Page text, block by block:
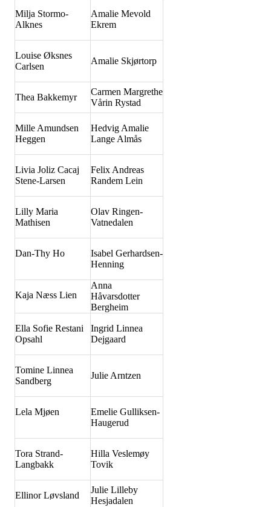
Milja Stormo-
Alknes
Amalie Mevold
Ekrem
Louise Øksnes
Carlsen
Amalie Skjørtorp
Thea Bakkemyr
Carmen Margrethe
Vårin Rystad
Mille Amundsen
Heggen
Hedvig Amalie
Lange Almås
Livia Joliz Cacaj
Stene-Larsen
Felix Andreas
Randem Lein
Lilly Maria
Mathisen
Olav Ringen-
Vatnedalen
Dan-Thy Ho
Isabel Gerhardsen-
Henning
Kaja Næss Lien
Anna
Håvarsdotter
Bergheim
Ella Sofie Restani
Opsahl
Ingrid Linnea
Dejgaard
Tomine Linnea
Sandberg
Julie Arntzen
Lela Mjøen
Emelie Gulliksen-
Haugerud
Tora Strand-
Langbakk
Hilla Veslemøy
Tovik
Ellinor Løvsland
Julie Lilleby
Hesjadalen